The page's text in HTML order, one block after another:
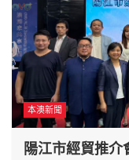
本澳新聞
陽江市經貿推